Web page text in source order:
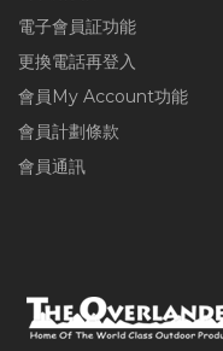
電子會員証功能
更換電話再登入
會員My Account功能
會員計劃條款
會員通訊